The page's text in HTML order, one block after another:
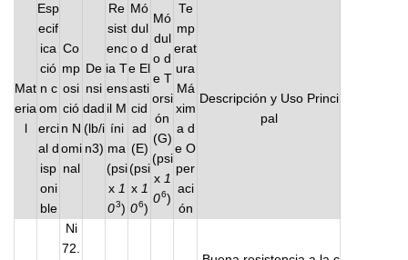
Mat
eria
l
Esp
ecif
ica
ció
n c
om
erci
al d
isp
oni
ble
Co
mp
osi
ció
n N
omi
nal
De
nsi
dad
(lb/i
n3)
Re
sist
enc
ia T
ens
il M
íni
ma
(psi
x 1
03)
Mó
dul
o d
e El
asti
cid
ad
(E)
(psi
x 1
06)
Mó
dul
o d
e T
orsi
ón
(G)
(psi
x 1
06)
Te
mp
erat
ura
Má
xim
a d
e O
per
aci
ón
Descripción y Uso Princi
pal
Ni
72.